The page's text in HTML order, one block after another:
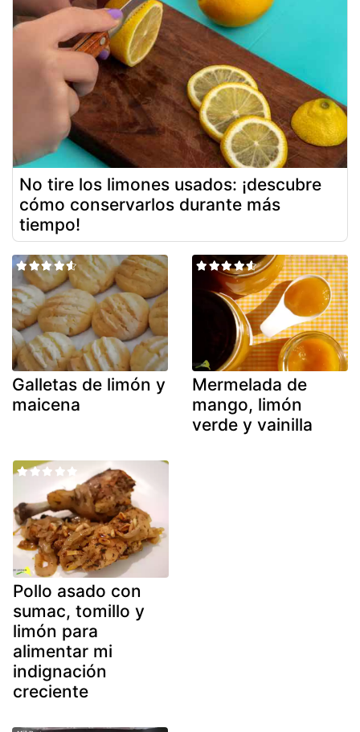
No tire los limones usados: ¡descubre
cómo conservarlos durante más
tiempo!
Galletas de limón y
maicena
Mermelada de
mango, limón
verde y vainilla
Pollo asado con
sumac, tomillo y
limón para
alimentar mi
indignación
creciente